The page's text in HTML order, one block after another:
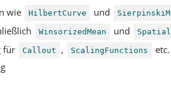
wie
HilbertCurve und
WinsorizedMean und
für Callout , ScalingFunctions
etc.